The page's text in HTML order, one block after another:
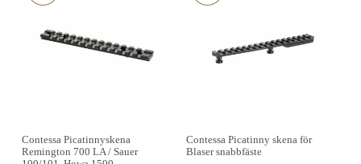
Contessa Picatinnyskena
Remington 700 LA / Sauer
Contessa Picatinny skena för
Blaser snabbfäste